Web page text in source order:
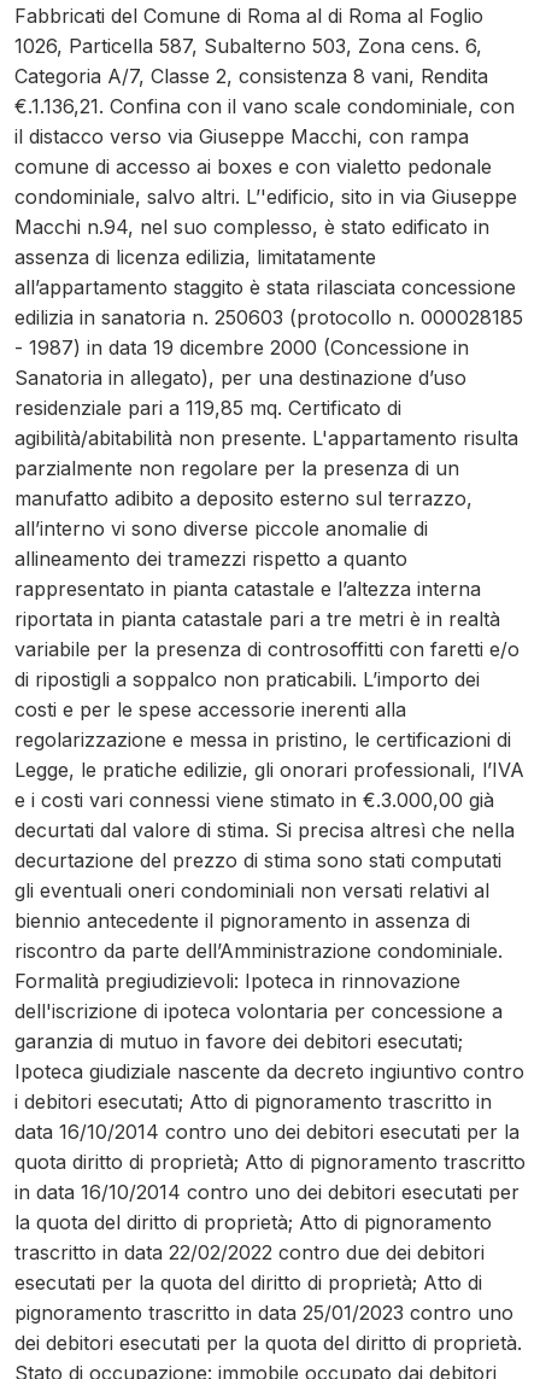
Fabbricati del Comune di Roma al di Roma al Foglio
1026, Particella 587, Subalterno 503, Zona cens. 6,
Categoria A/7, Classe 2, consistenza 8 vani, Rendita
€.1.136,21. Confina con il vano scale condominiale, con
il distacco verso via Giuseppe Macchi, con rampa
comune di accesso ai boxes e con vialetto pedonale
condominiale, salvo altri. L’'edificio, sito in via Giuseppe
Macchi n.94, nel suo complesso, è stato edificato in
assenza di licenza edilizia, limitatamente
all’appartamento staggito è stata rilasciata concessione
edilizia in sanatoria n. 250603 (protocollo n. 000028185
- 1987) in data 19 dicembre 2000 (Concessione in
Sanatoria in allegato), per una destinazione d’uso
residenziale pari a 119,85 mq. Certificato di
agibilità/abitabilità non presente. L'appartamento risulta
parzialmente non regolare per la presenza di un
manufatto adibito a deposito esterno sul terrazzo,
all’interno vi sono diverse piccole anomalie di
allineamento dei tramezzi rispetto a quanto
rappresentato in pianta catastale e l’altezza interna
riportata in pianta catastale pari a tre metri è in realtà
variabile per la presenza di controsoffitti con faretti e/o
di ripostigli a soppalco non praticabili. L’importo dei
costi e per le spese accessorie inerenti alla
regolarizzazione e messa in pristino, le certificazioni di
Legge, le pratiche edilizie, gli onorari professionali, l’IVA
e i costi vari connessi viene stimato in €.3.000,00 già
decurtati dal valore di stima. Si precisa altresì che nella
decurtazione del prezzo di stima sono stati computati
gli eventuali oneri condominiali non versati relativi al
biennio antecedente il pignoramento in assenza di
riscontro da parte dell’Amministrazione condominiale.
Formalità pregiudizievoli: Ipoteca in rinnovazione
dell'iscrizione di ipoteca volontaria per concessione a
garanzia di mutuo in favore dei debitori esecutati;
Ipoteca giudiziale nascente da decreto ingiuntivo contro
i debitori esecutati; Atto di pignoramento trascritto in
data 16/10/2014 contro uno dei debitori esecutati per la
quota diritto di proprietà; Atto di pignoramento trascritto
in data 16/10/2014 contro uno dei debitori esecutati per
la quota del diritto di proprietà; Atto di pignoramento
trascritto in data 22/02/2022 contro due dei debitori
esecutati per la quota del diritto di proprietà; Atto di
pignoramento trascritto in data 25/01/2023 contro uno
dei debitori esecutati per la quota del diritto di proprietà.
Stato di occupazione: immobile occupato dai debitori